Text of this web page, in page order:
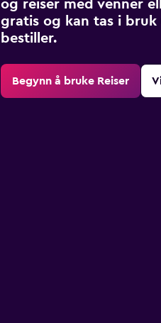
og reiser med venner
gratis og kan tas i
bestiller.
Begynn å bruke Reiser